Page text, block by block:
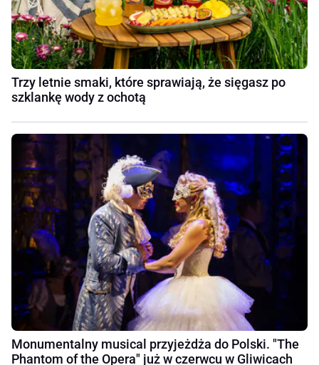
Trzy letnie smaki, które sprawiają, że sięgasz po
szklankę wody z ochotą
Monumentalny musical przyjeżdża do Polski. "The
Phantom of the Opera" już w czerwcu w Gliwicach